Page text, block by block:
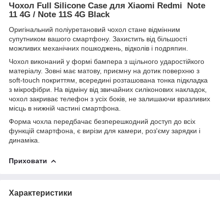
Чохол Full Silicone Case для Xiaomi Redmi Note
11 4G / Note 11S 4G Black
Оригінальний поліуретановий чохол стане відмінним
супутником вашого смартфону. Захистить від більшості
можливих механічних пошкоджень, відколів і подряпин.
Чохол виконаний у формі бампера з щільного ударостійкого
матеріалу. Зовні має матову, приємну на дотик поверхню з
soft-touch покриттям, всередині розташована тонка підкладка
з мікрофібри. На відміну від звичайних силіконових накладок,
чохол закриває телефон з усіх боків, не залишаючи вразливих
місць в нижній частині смартфона.
Форма чохла передбачає безперешкодний доступ до всіх
функцій смартфона, є вирізи для камери, роз'єму зарядки і
динаміка.
Приховати
Характеристики